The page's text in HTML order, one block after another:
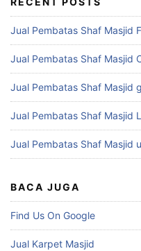
Jual Pembatas Shaf Masjid
Jual Pembatas Shaf Masjid
Jual Pembatas Shaf Masjid
Jual Pembatas Shaf Masjid
Jual Pembatas Shaf Masjid
BACA JUGA
Find Us On Google
Jual Karpet Masjid